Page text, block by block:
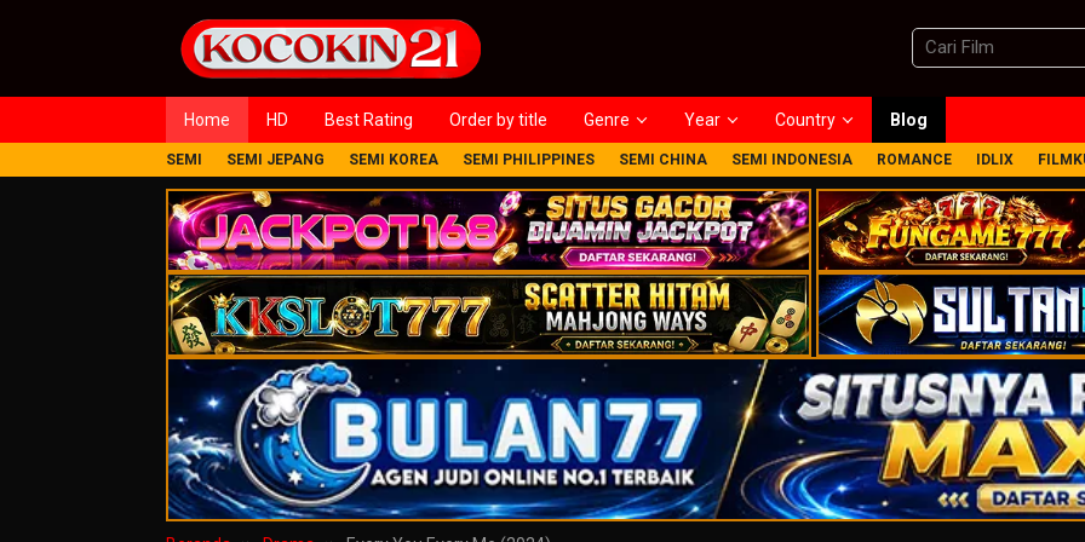
Home HD Best Rating Order by title Genre Year Country Blog
SEMI SEMI JEPANG SEMI KOREA SEMI PHILIPPINES SEMI CHINA SEMI INDONESIA ROMANCE IDLIX